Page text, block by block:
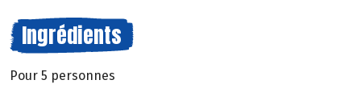
Ingrédients
Pour 5 personnes